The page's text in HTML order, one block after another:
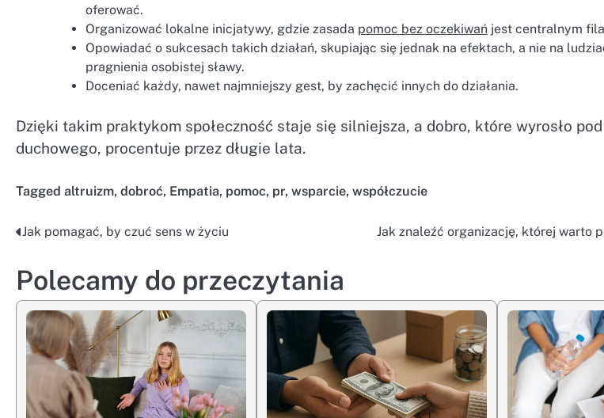
oferować.
Organizować lokalne inicjatywy, gdzie zasada pomoc bez oczekiwań jest centralnym
Opowiadać o sukcesach takich działań, skupiając się jednak na efektach, a nie na
pragnienia osobistej sławy.
Doceniać każdy, nawet najmniejszy gest, by zachęcić innych do działania.
Dzięki takim praktykom społeczność staje się silniejsza, a dobro, które wyrosło
duchowego, procentuje przez długie lata.
Tagged altruizm, dobroć, Empatia, pomoc, pr, wsparcie, współczucie
Nawigacja
wpisu
Jak pomagać, by czuć sens w życiu Jak znaleźć organizację, której warto
Polecamy do przeczytania